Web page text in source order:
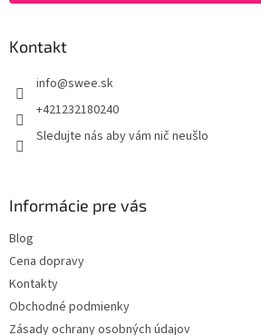
Kontakt
info@swee.sk
+421232180240
Sledujte nás aby vám nič neušlo
Informácie pre vás
Blog
Cena dopravy
Kontakty
Obchodné podmienky
Zásady ochrany osobných údajov